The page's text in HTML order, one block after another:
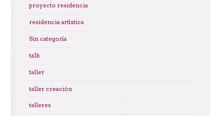
proyecto residencia
residencia artística
Sin categoría
talk
taller
taller creación
talleres